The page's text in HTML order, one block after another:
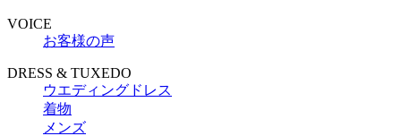
VOICE
お客様の声
DRESS & TUXEDO
ウエディングドレス
着物
メンズ